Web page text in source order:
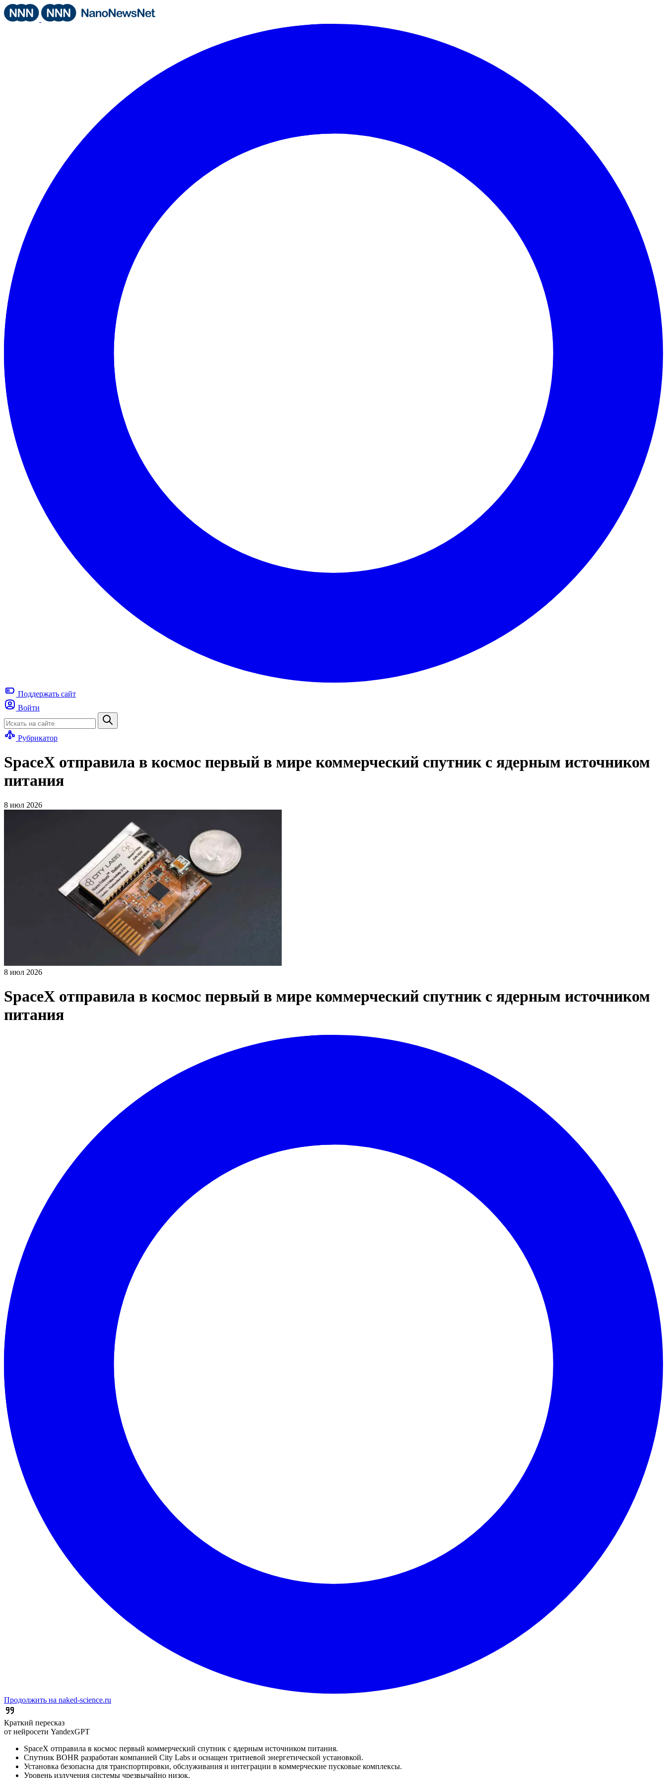
Поддержать сайт
Войти
Рубрикатор
SpaceX отправила в космос первый в мире коммерческий спутник с ядерным источником
питания
8 июл 2026
8 июл 2026
SpaceX отправила в космос первый в мире коммерческий спутник с ядерным источником
питания
Продолжить на naked-science.ru
Краткий пересказ
от нейросети YandexGPT
SpaceX отправила в космос первый коммерческий спутник с ядерным источником питания.
Спутник BOHR разработан компанией City Labs и оснащен тритиевой энергетической установкой.
Установка безопасна для транспортировки, обслуживания и интеграции в коммерческие пусковые комплексы.
Уровень излучения системы чрезвычайно низок.